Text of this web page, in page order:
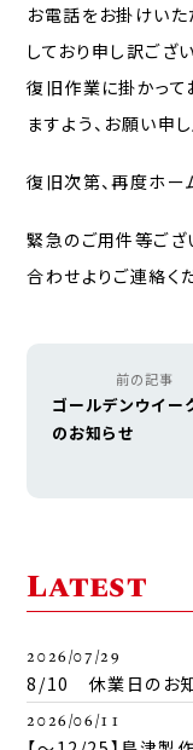
お電話をお掛けい
しており申し訳ござ
復旧作業に掛かって
ますよう、お願い申
復旧次第、再度ホー
緊急のご用件等ござ
合わせよりご連絡く
前の記事
ゴールデンウイー
のお知らせ
Latest
2026/07/29
8/10 休業日のお
2026/06/11